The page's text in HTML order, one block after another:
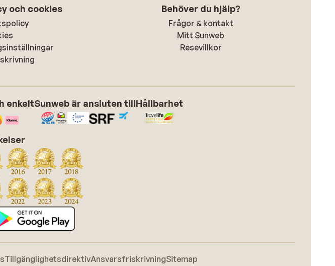
och cookies Behöver du hjälp?
Frågor & kontakt
Mitt Sunweb
Resevillkor
enkeltSunweb är ansluten tillHållbarhet
TillgänglighetsdirektivAnsvarsfriskrivningSitemap